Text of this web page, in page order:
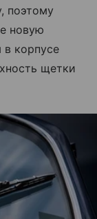
поэтому
новую
в корпусе
щетки